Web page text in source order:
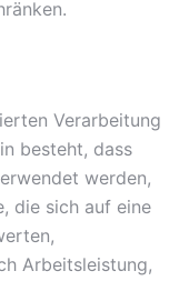
Verarbeitung
besteht, dass
werden,
die sich auf eine
Arbeitsleistung,